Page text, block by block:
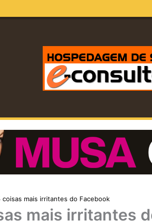
coisas mais irritantes do Facebook
mais irritantes